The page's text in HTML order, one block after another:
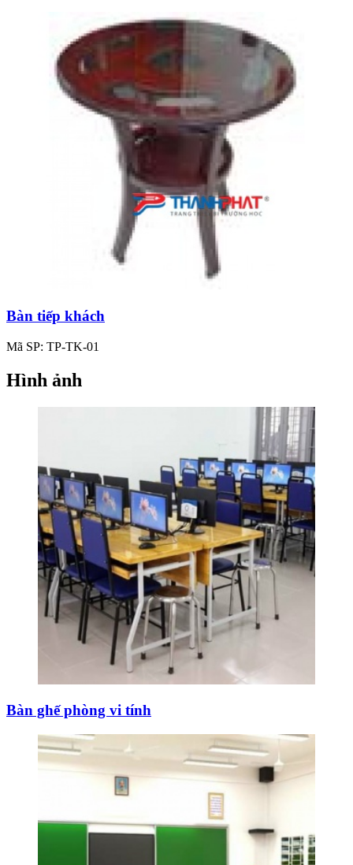
Bàn tiếp khách
Mã SP: TP-TK-01
Hình ảnh
Bàn ghế phòng vi tính